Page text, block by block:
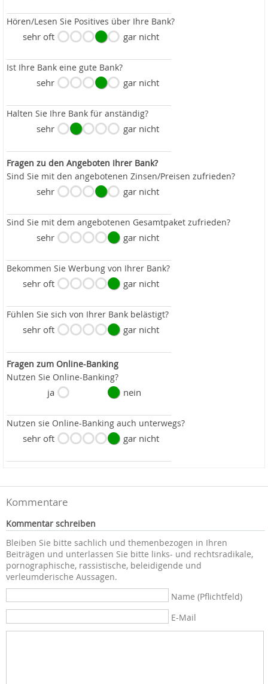
Hören/Lesen Sie Positives über Ihre Bank?
sehr oft gar nicht
Ist Ihre Bank eine gute Bank?
sehr gar nicht
Halten Sie Ihre Bank für anständig?
sehr gar nicht
Fragen zu den Angeboten Ihrer Bank?
Sind Sie mit den angebotenen Zinsen/Preisen zufrieden?
sehr gar nicht
Sind Sie mit dem angebotenen Gesamtpaket zufrieden?
sehr gar nicht
Bekommen Sie Werbung von Ihrer Bank?
sehr oft gar nicht
Fühlen Sie sich von Ihrer Bank belästigt?
sehr oft gar nicht
Fragen zum Online-Banking
Nutzen Sie Online-Banking?
ja nein
Nutzen sie Online-Banking auch unterwegs?
sehr oft gar nicht
Kommentare
Kommentar schreiben
Bleiben Sie bitte sachlich und themenbezogen in Ihren
Beiträgen und unterlassen Sie bitte links- und rechtsradikale,
pornographische, rassistische, beleidigende und
verleumderische Aussagen.
Name (Pflichtfeld)
E-Mail